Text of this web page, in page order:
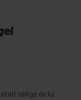
était obligé de lui